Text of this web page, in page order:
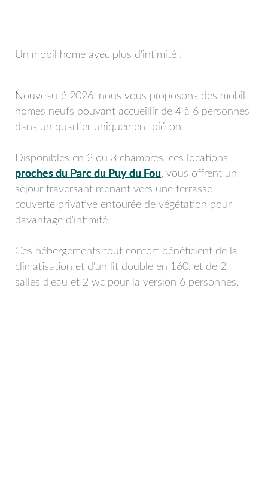
Un mobil home avec plus d'intimité !
Nouveauté 2026, nous vous proposons des mobil
homes neufs pouvant accueillir de 4 à 6 personnes
dans un quartier uniquement piéton.
Disponibles en 2 ou 3 chambres, ces locations
proches du Parc du Puy du Fou , vous offrent un
séjour traversant menant vers une terrasse
couverte privative entourée de végétation pour
davantage d'intimité.
Ces hébergements tout confort bénéficient de la
climatisation et d'un lit double en 160, et de 2
salles d'eau et 2 wc pour la version 6 personnes.